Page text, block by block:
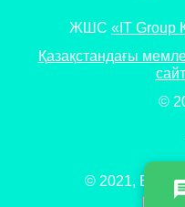
ЖШС «IT Group
Қазақстандағы
©
© 2021,